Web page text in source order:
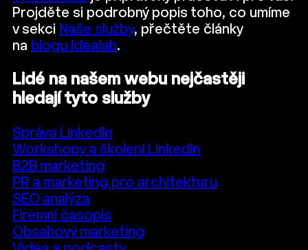
Projděte si podrobný popis toho, co umíme
v sekci Naše služby, přečtěte články
na blogu Idealab.
Lidé na našem webu nejčastěji
hledají tyto služby
Správa LinkedIn
Workshopy a školení LinkedIn
B2B marketing
PR a marketing pro architekturu
SEO analýza
Firemní časopis
Obsahový marketing